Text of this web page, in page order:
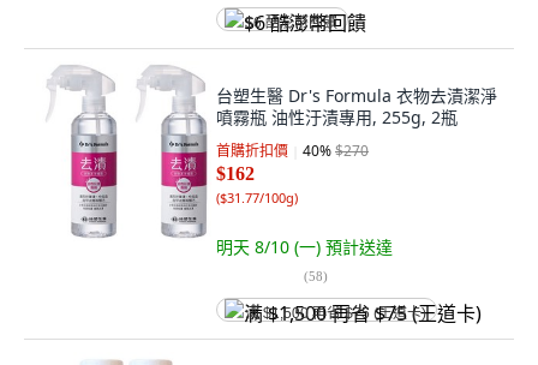
$6 酷澎幣回饋
台塑生醫 Dr's Formula 衣物去漬潔淨
噴霧瓶 油性汙漬專用, 255g, 2瓶
首購折扣價 40%$270
$162
($31.77/100g)
明天 8/10 (一) 預計送達
(58)
满 $1,500 再省 $75 (王道卡)